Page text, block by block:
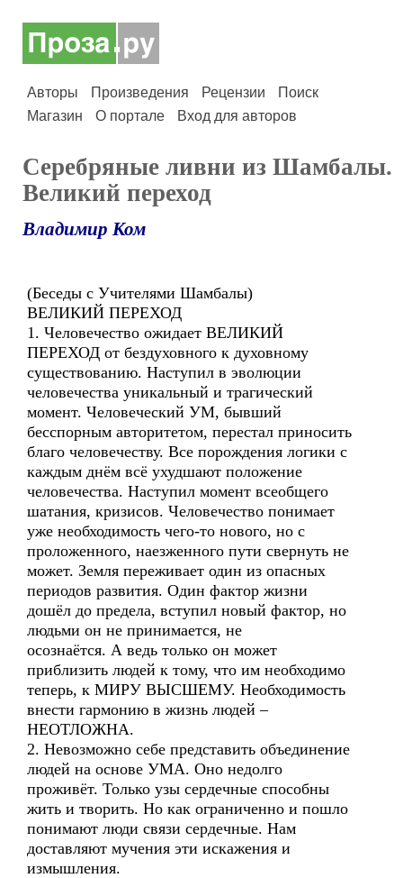
Авторы Произведения Рецензии
Поиск
Магазин
О портале Вход для авторов
Серебряные ливни из Шамбалы.
Великий переход
Владимир Ком
(Беседы с Учителями Шамбалы)
ВЕЛИКИЙ ПЕРЕХОД
1. Человечество ожидает ВЕЛИКИЙ
ПЕРЕХОД от бездуховного к духовному
существованию. Наступил в эволюции
человечества уникальный и трагический
момент. Человеческий УМ, бывший
бесспорным авторитетом, перестал приносить
благо человечеству. Все порождения логики с
каждым днём всё ухудшают положение
человечества. Наступил момент всеобщего
шатания, кризисов. Человечество понимает
уже необходимость чего-то нового, но с
проложенного, наезженного пути свернуть не
может. Земля переживает один из опасных
периодов развития. Один фактор жизни
дошёл до предела, вступил новый фактор, но
людьми он не принимается, не
осознаётся. А ведь только он может
приблизить людей к тому, что им необходимо
теперь, к МИРУ ВЫСШЕМУ. Необходимость
внести гармонию в жизнь людей –
НЕОТЛОЖНА.
2. Невозможно себе представить объединение
людей на основе УМА. Оно недолго
проживёт. Только узы сердечные способны
жить и творить. Но как ограниченно и пошло
понимают люди связи сердечные. Нам
доставляют мучения эти искажения и
измышления.